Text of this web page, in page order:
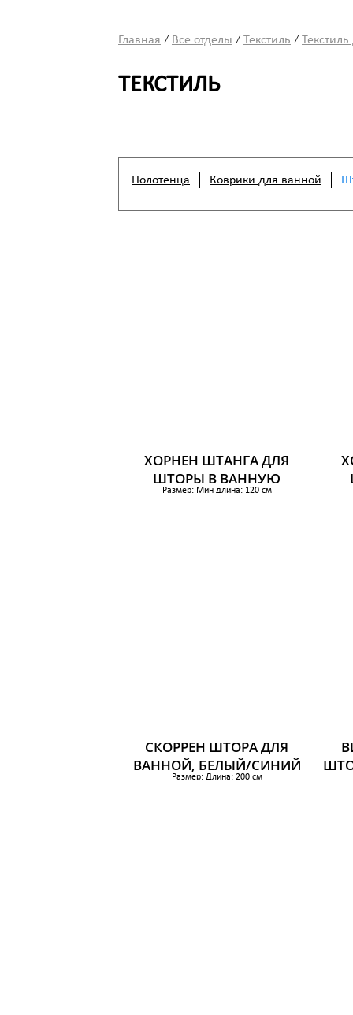
Главная / Все отделы / Текстиль /
ТЕКСТИЛЬ
Полотенца Коврики для ванной
ХОРНЕН ШТАНГА ДЛЯ
ШТОРЫ В ВАННУЮ
Размер: Мин длина: 120 см
СКОРРЕН ШТОРА ДЛЯ
ВАННОЙ, БЕЛЫЙ/СИНИЙ
Размер: Длина: 200 см